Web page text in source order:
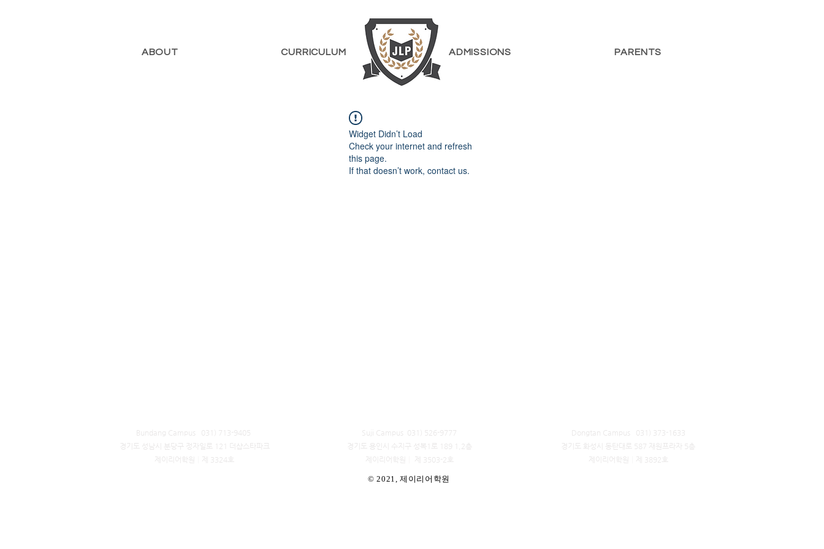
ABOUT CURRICULUM ADMISSIONS PARENTS
Widget Didn’t Load
Check your internet and refresh
this page.
If that doesn’t work, contact us.
Bundang Campus 031) 713-9405 ​
경기도 성남시 분당구 정자일로 121 더샵스타파크
제이리어학원│제 3324호
Suji Campus 031) 526-9777
경기도 용인시 수지구 성복1로 189 1,2층
​제이리어학원│ 제 3503-2호
Dongtan Campus 031) 373-1633
​경기도 화성시 동탄대로 587 재원프라자 5층
제이리어학원│제 3892호
© 2021, 제이리어학원